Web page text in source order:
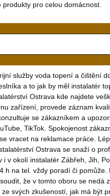
pro celou domácnost.
služby voda topení a čištění
a to jak by měl instalatér
Ostrava kde najdete
zařízení, provede záznam
se zákazníkem a
TikTok. Spokojenost
vracet na reklamace práce.
Ostrava se snaží o
v okolí instalatér Zábřeh, Jih,
h na tel. vždy poradí či pomůže.
že v tomto oboru se nedá
svých zkušeností, jak má být